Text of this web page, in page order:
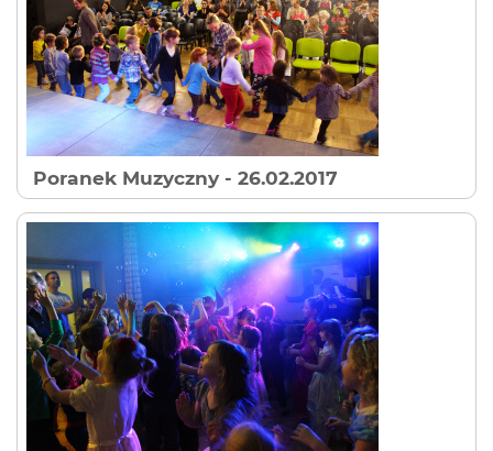
Poranek Muzyczny - 26.02.2017